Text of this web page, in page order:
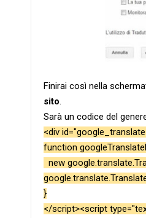
Finirai così nella
sito.
Sarà un codice del
<div
function
new
}
</script><script